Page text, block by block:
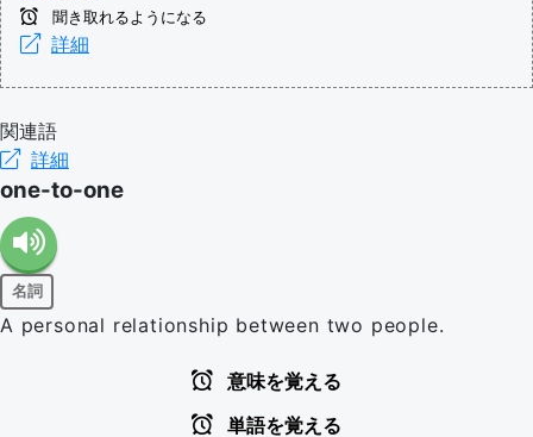
聞き取れるようになる
詳細
関連語
詳細
one-to-one
名詞
A personal relationship between two people.
意味を覚える
単語を覚える